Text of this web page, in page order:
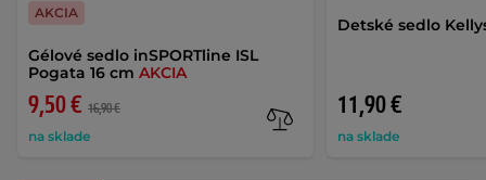
Gélové sedlo inSPORTline ISL
Pogata 16 cm AKCIA
9,50 € 16,90 €
na sklade
AKCIA
Detské sedlo
11,90 €
na sklade